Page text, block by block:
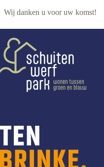
Wij danken u voor uw komst!